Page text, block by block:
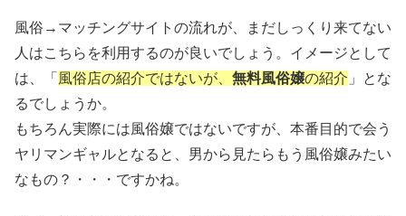
風俗→マッチングサイトの流れが、まだしっくり来てない
人はこちらを利用するのが良いでしょう。イメージとして
は、「 風俗店の紹介ではないが、 無料風俗嬢の紹介 」とな
るでしょうか。
もちろん実際には風俗嬢ではないですが、本番目的で会う
ヤリマンギャルとなると、男から見たらもう風俗嬢みたい
なもの？・・・ですかね。